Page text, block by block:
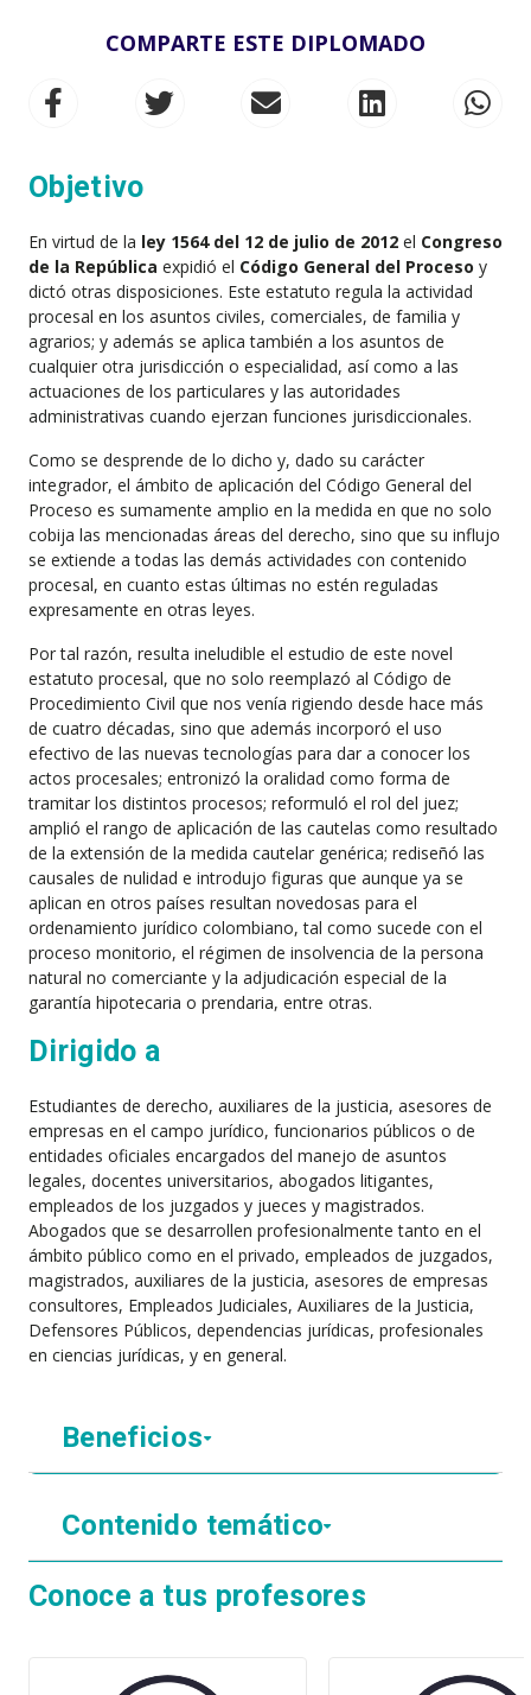
COMPARTE ESTE DIPLOMADO
Objetivo
En virtud de la ley 1564 del 12 de julio de 2012 el Congreso
de la República expidió el Código General del Proceso y
dictó otras disposiciones. Este estatuto regula la actividad
procesal en los asuntos civiles, comerciales, de familia y
agrarios; y además se aplica también a los asuntos de
cualquier otra jurisdicción o especialidad, así como a las
actuaciones de los particulares y las autoridades
administrativas cuando ejerzan funciones jurisdiccionales.
Como se desprende de lo dicho y, dado su carácter
integrador, el ámbito de aplicación del Código General del
Proceso es sumamente amplio en la medida en que no solo
cobija las mencionadas áreas del derecho, sino que su influjo
se extiende a todas las demás actividades con contenido
procesal, en cuanto estas últimas no estén reguladas
expresamente en otras leyes.
Por tal razón, resulta ineludible el estudio de este novel
estatuto procesal, que no solo reemplazó al Código de
Procedimiento Civil que nos venía rigiendo desde hace más
de cuatro décadas, sino que además incorporó el uso
efectivo de las nuevas tecnologías para dar a conocer los
actos procesales; entronizó la oralidad como forma de
tramitar los distintos procesos; reformuló el rol del juez;
amplió el rango de aplicación de las cautelas como resultado
de la extensión de la medida cautelar genérica; rediseñó las
causales de nulidad e introdujo figuras que aunque ya se
aplican en otros países resultan novedosas para el
ordenamiento jurídico colombiano, tal como sucede con el
proceso monitorio, el régimen de insolvencia de la persona
natural no comerciante y la adjudicación especial de la
garantía hipotecaria o prendaria, entre otras.
Dirigido a
Estudiantes de derecho, auxiliares de la justicia, asesores de
empresas en el campo jurídico, funcionarios públicos o de
entidades oficiales encargados del manejo de asuntos
legales, docentes universitarios, abogados litigantes,
empleados de los juzgados y jueces y magistrados.
Abogados que se desarrollen profesionalmente tanto en el
ámbito público como en el privado, empleados de juzgados,
magistrados, auxiliares de la justicia, asesores de empresas
consultores, Empleados Judiciales, Auxiliares de la Justicia,
Defensores Públicos, dependencias jurídicas, profesionales
en ciencias jurídicas, y en general.
Beneficios
Contenido temático
Conoce a tus profesores